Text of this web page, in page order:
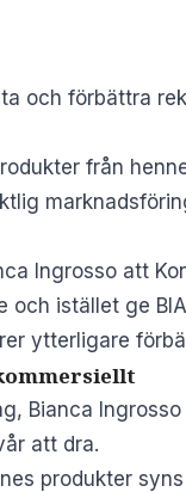
och förbättra
från
Ingrosso att
istället ge
ytterligare
Bianca
att dra.
produkter